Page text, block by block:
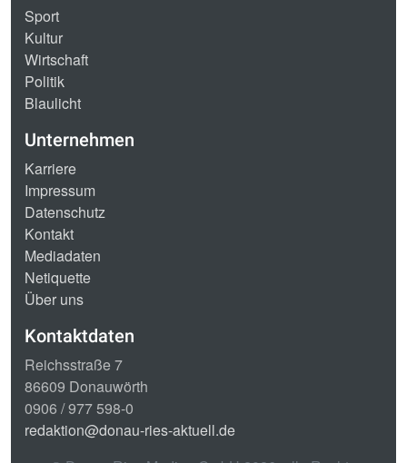
Sport
Kultur
Wirtschaft
Politik
Blaulicht
Unternehmen
Karriere
Impressum
Datenschutz
Kontakt
Mediadaten
Netiquette
Über uns
Kontaktdaten
Reichsstraße 7
86609 Donauwörth
0906 / 977 598-0
redaktion@donau-ries-aktuell.de